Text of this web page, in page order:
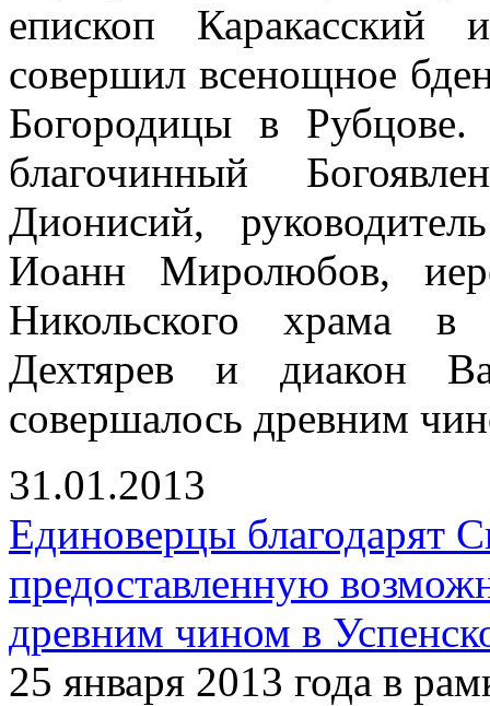
епископ
совершил всенощное
Богородицы в
благочинный
Дионисий,
Иоанн Миролюбов,
Никольского храма в
Дехтярев и диакон
совершалось древним
31.01.2013
Единоверцы благодарят
предоставленную
древним чином в
25 января 2013 года в